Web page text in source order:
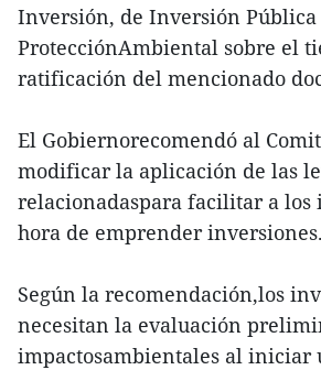
Inversión, de Inversión Pública
ProtecciónAmbiental sobre el
ratificación del mencionado
El Gobiernorecomendó al
modificar la aplicación de las
relacionadaspara facilitar a los
hora de emprender inversiones.
Según la recomendación,los
necesitan la evaluación
impactosambientales al iniciar